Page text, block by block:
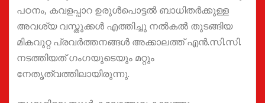
പഠനം, കവളപ്പാറ ഉരുൾപൊട്ടൽ ബാധിതർക്കുള്ള
അവശ്യ വസ്തുക്കൾ എത്തിച്ചു നൽകൽ തുടങ്ങിയ
മികവുറ്റ പ്രവർത്തനങ്ങൾ അക്കാലത്ത് എൻ.സി.സി.
നടത്തിയത് ഗംഗയുടെയും മറ്റും
നേതൃത്വത്തിലായിരുന്നു.